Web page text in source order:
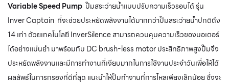
Variable Speed Pump ปั๊มสระว่ายน้ำแบบปรับความเร็วรอบได้ รุ่น
Inver Captain ที่จะช่วยประหยัดพลังงานได้มากกว่าปั๊มสระว่ายน้ำปกติถึง
14 เท่า ด้วยเทคโนโลยี InverSilence สามารถควบคุมความเร็วของมอเตอร์
ได้อย่างแม่นยำ มาพร้อมกับ DC brush-less motor ประสิทธิภาพสูงปั๊มจึง
ประหยัดพลังงานและมีการทำงานที่เงียบมากในการใช้งานประจำวันเพื่อให้ได้
ผลลัพธ์ในการกรองที่ดีที่สุด แนะนำให้ปั๊มทำงานที่การไหลเพียงเล็กน้อย ซึ่งจะ